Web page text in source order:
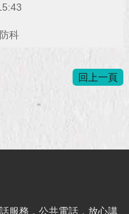
科
回上一頁
服務，公共電話，放心講